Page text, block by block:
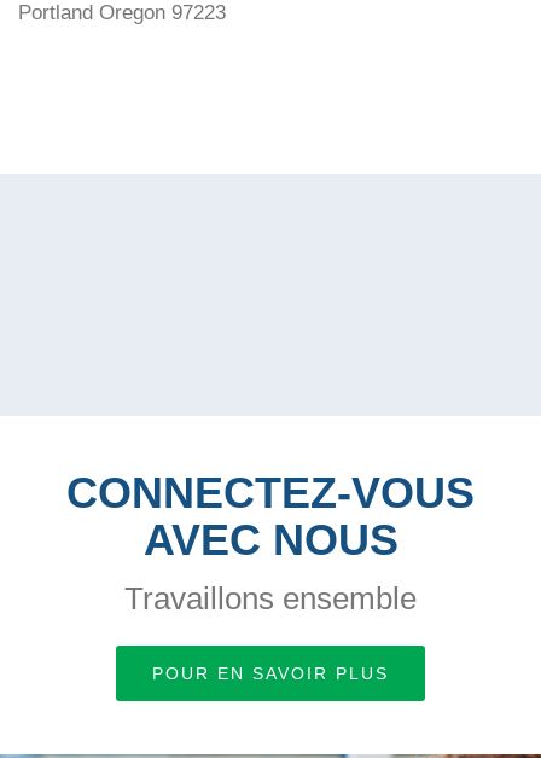
Portland Oregon 97223
CONNECTEZ-VOUS
AVEC NOUS
Travaillons ensemble
POUR EN SAVOIR PLUS